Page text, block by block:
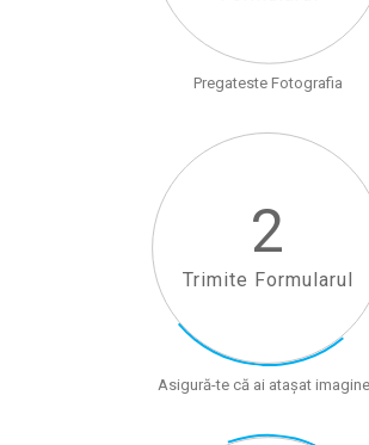
Pregateste Fotografia
2
Trimite Formularul
Asigură-te că ai atașat